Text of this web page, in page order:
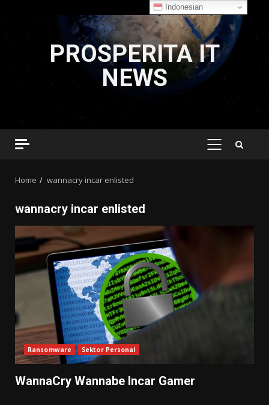
PROSPERITA IT
NEWS
PRIMARY
Home wannacry incar enlisted
wannacry incar enlisted
Ransomware Sektor Personal
WannaCry Wannabe Incar Gamer
Indonesian